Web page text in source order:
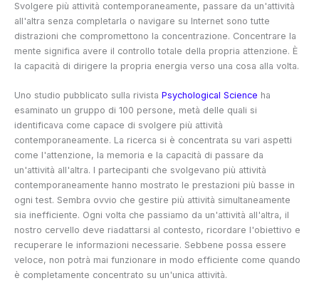
Svolgere più attività contemporaneamente, passare da un'attività
all'altra senza completarla o navigare su Internet sono tutte
distrazioni che compromettono la concentrazione. Concentrare la
mente significa avere il controllo totale della propria attenzione. È
la capacità di dirigere la propria energia verso una cosa alla volta.
Uno studio pubblicato sulla rivista Psychological Science ha
esaminato un gruppo di 100 persone, metà delle quali si
identificava come capace di svolgere più attività
contemporaneamente. La ricerca si è concentrata su vari aspetti
come l'attenzione, la memoria e la capacità di passare da
un'attività all'altra. I partecipanti che svolgevano più attività
contemporaneamente hanno mostrato le prestazioni più basse in
ogni test. Sembra ovvio che gestire più attività simultaneamente
sia inefficiente. Ogni volta che passiamo da un'attività all'altra, il
nostro cervello deve riadattarsi al contesto, ricordare l'obiettivo e
recuperare le informazioni necessarie. Sebbene possa essere
veloce, non potrà mai funzionare in modo efficiente come quando
è completamente concentrato su un'unica attività.